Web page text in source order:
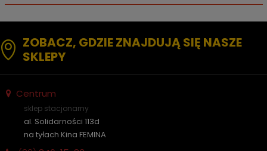
ZOBACZ, GDZIE ZNAJDUJĄ SIĘ NASZE
SKLEPY
Centrum
sklep stacjonarny
al. Solidarności 113d
na tyłach Kina FEMINA